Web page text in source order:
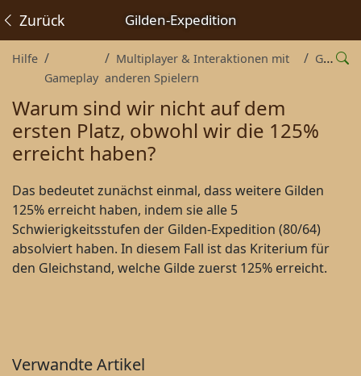
Gilden-Expedition
Zurück
Hilfe
Gameplay
Multiplayer & Interaktionen mit
anderen Spielern
Gilden
Warum sind wir nicht auf dem
ersten Platz, obwohl wir die 125%
erreicht haben?
Das bedeutet zunächst einmal, dass weitere Gilden
125% erreicht haben, indem sie alle 5
Schwierigkeitsstufen der Gilden-Expedition (80/64)
absolviert haben. In diesem Fall ist das Kriterium für
den Gleichstand, welche Gilde zuerst 125% erreicht.
Verwandte Artikel